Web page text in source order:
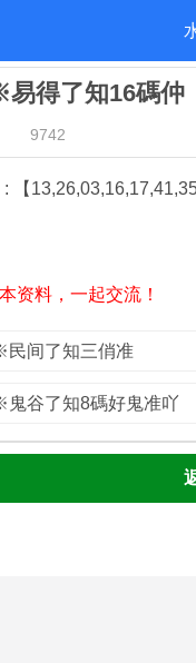
得了知16碼仲
9742
【
资料，一起交流！
间了知三俏准
谷了知8碼好鬼准吖